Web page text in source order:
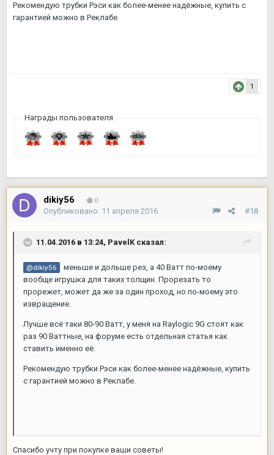
Рекомендую трубки Рэси как более-менее надёжные, купить с
гарантией можно в Реклабе.
1
Награды пользователя
dikiy56 0
#18
Опубликовано: 11 апреля 2016
11.04.2016 в 13:24, PavelK сказал:
@dikiy56
меньше и дольше рез, а 40 Ватт по-моему
вообще игрушка для таких толщин. Прорезать то
прорежет, может да же за один проход, но по-моему это
извращение.
Лучше всё таки 80-90 Ватт, у меня на Raylogic 9G стоят как
раз 90 Ваттные, на форуме есть отдельная статья как
ставить именно её.
Рекомендую трубки Рэси как более-менее надёжные, купить
с гарантией можно в Реклабе.
Спасибо учту при покупке ваши советы!